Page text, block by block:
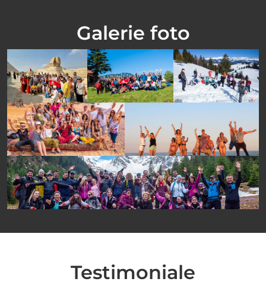
Galerie foto
Testimoniale